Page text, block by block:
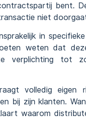
bent.
niet
in
weten dat
verplichting tot
volledig
bij zijn klanten.
waarom